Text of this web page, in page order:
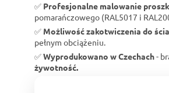
✅ Profesjonalne malowanie
pomarańczowego (RAL5017 i
✅ Możliwość zakotwiczenia do
pełnym obciążeniu.
✅Wyprodukowano w Czechach-
żywotność.